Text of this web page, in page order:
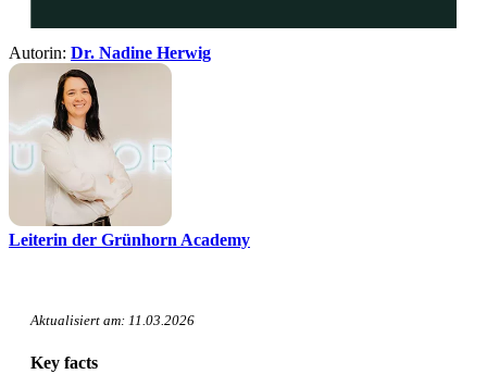
Autorin: Dr. Nadine Herwig
Leiterin der Grünhorn Academy
Aktualisiert am: 11.03.2026
Key facts